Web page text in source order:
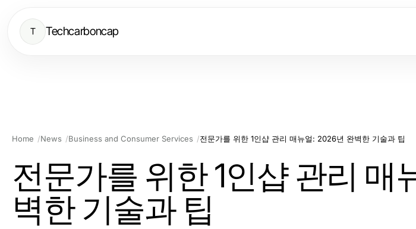
T Techcarboncap
Home News Business and Consumer Services 전문가를 위한 1인샵 관리 매뉴얼: 2026년 완벽한 기술과 팁
전문가를 위한 1인샵 관리 매
벽한 기술과 팁